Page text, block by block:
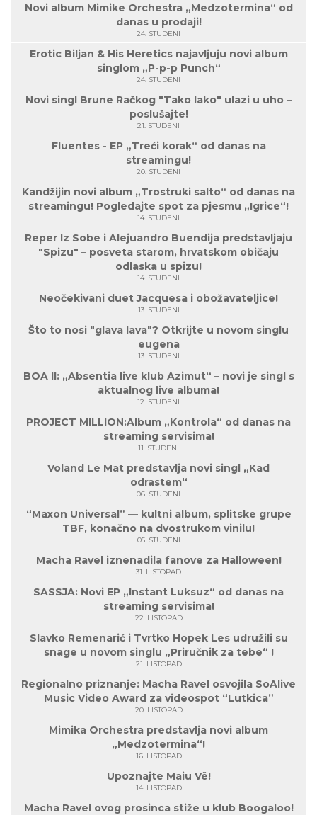
Novi album Mimike Orchestra „Medzotermina“ od
danas u prodaji!
24. STUDENI
Erotic Biljan & His Heretics najavljuju novi album
singlom „P-p-p Punch“
24. STUDENI
Novi singl Brune Račkog "Tako lako" ulazi u uho –
poslušajte!
21. STUDENI
Fluentes - EP „Treći korak“ od danas na
streamingu!
20. STUDENI
Kandžijin novi album „Trostruki salto“ od danas na
streamingu! Pogledajte spot za pjesmu „Igrice“!
14. STUDENI
Reper Iz Sobe i Alejuandro Buendija predstavljaju
"Spizu" – posveta starom, hrvatskom običaju
odlaska u spizu!
14. STUDENI
Neočekivani duet Jacquesa i obožavateljice!
13. STUDENI
Što to nosi "glava lava"? Otkrijte u novom singlu
eugena
13. STUDENI
BOA II: „Absentia live klub Azimut“ – novi je singl s
aktualnog live albuma!
12. STUDENI
PROJECT MILLION:Album „Kontrola“ od danas na
streaming servisima!
11. STUDENI
Voland Le Mat predstavlja novi singl „Kad
odrastem“
06. STUDENI
“Maxon Universal” — kultni album, splitske grupe
TBF, konačno na dvostrukom vinilu!
05. STUDENI
Macha Ravel iznenadila fanove za Halloween!
31. LISTOPAD
SASSJA: Novi EP „Instant Luksuz“ od danas na
streaming servisima!
22. LISTOPAD
Slavko Remenarić i Tvrtko Hopek Les udružili su
snage u novom singlu „Priručnik za tebe“ !
21. LISTOPAD
Regionalno priznanje: Macha Ravel osvojila SoAlive
Music Video Award za videospot “Lutkica”
20. LISTOPAD
Mimika Orchestra predstavlja novi album
„Medzotermina“!
16. LISTOPAD
Upoznajte Maiu Vë!
14. LISTOPAD
Macha Ravel ovog prosinca stiže u klub Boogaloo!